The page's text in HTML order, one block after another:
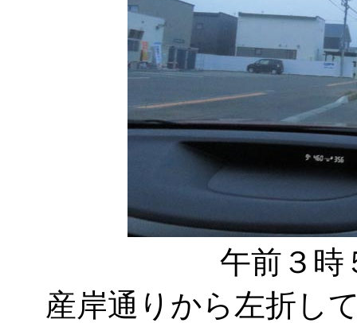
午前３時
産岸通りから左折し